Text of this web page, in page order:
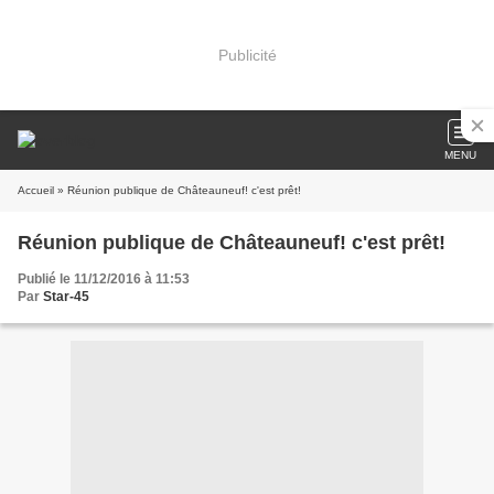
Publicité
MENU
Accueil » Réunion publique de Châteauneuf! c'est prêt!
Réunion publique de Châteauneuf! c'est prêt!
Publié le 11/12/2016 à 11:53
Par Star-45